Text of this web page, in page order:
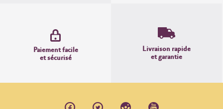
Paiement facile
et sécurisé
Livraison rapide
et garantie